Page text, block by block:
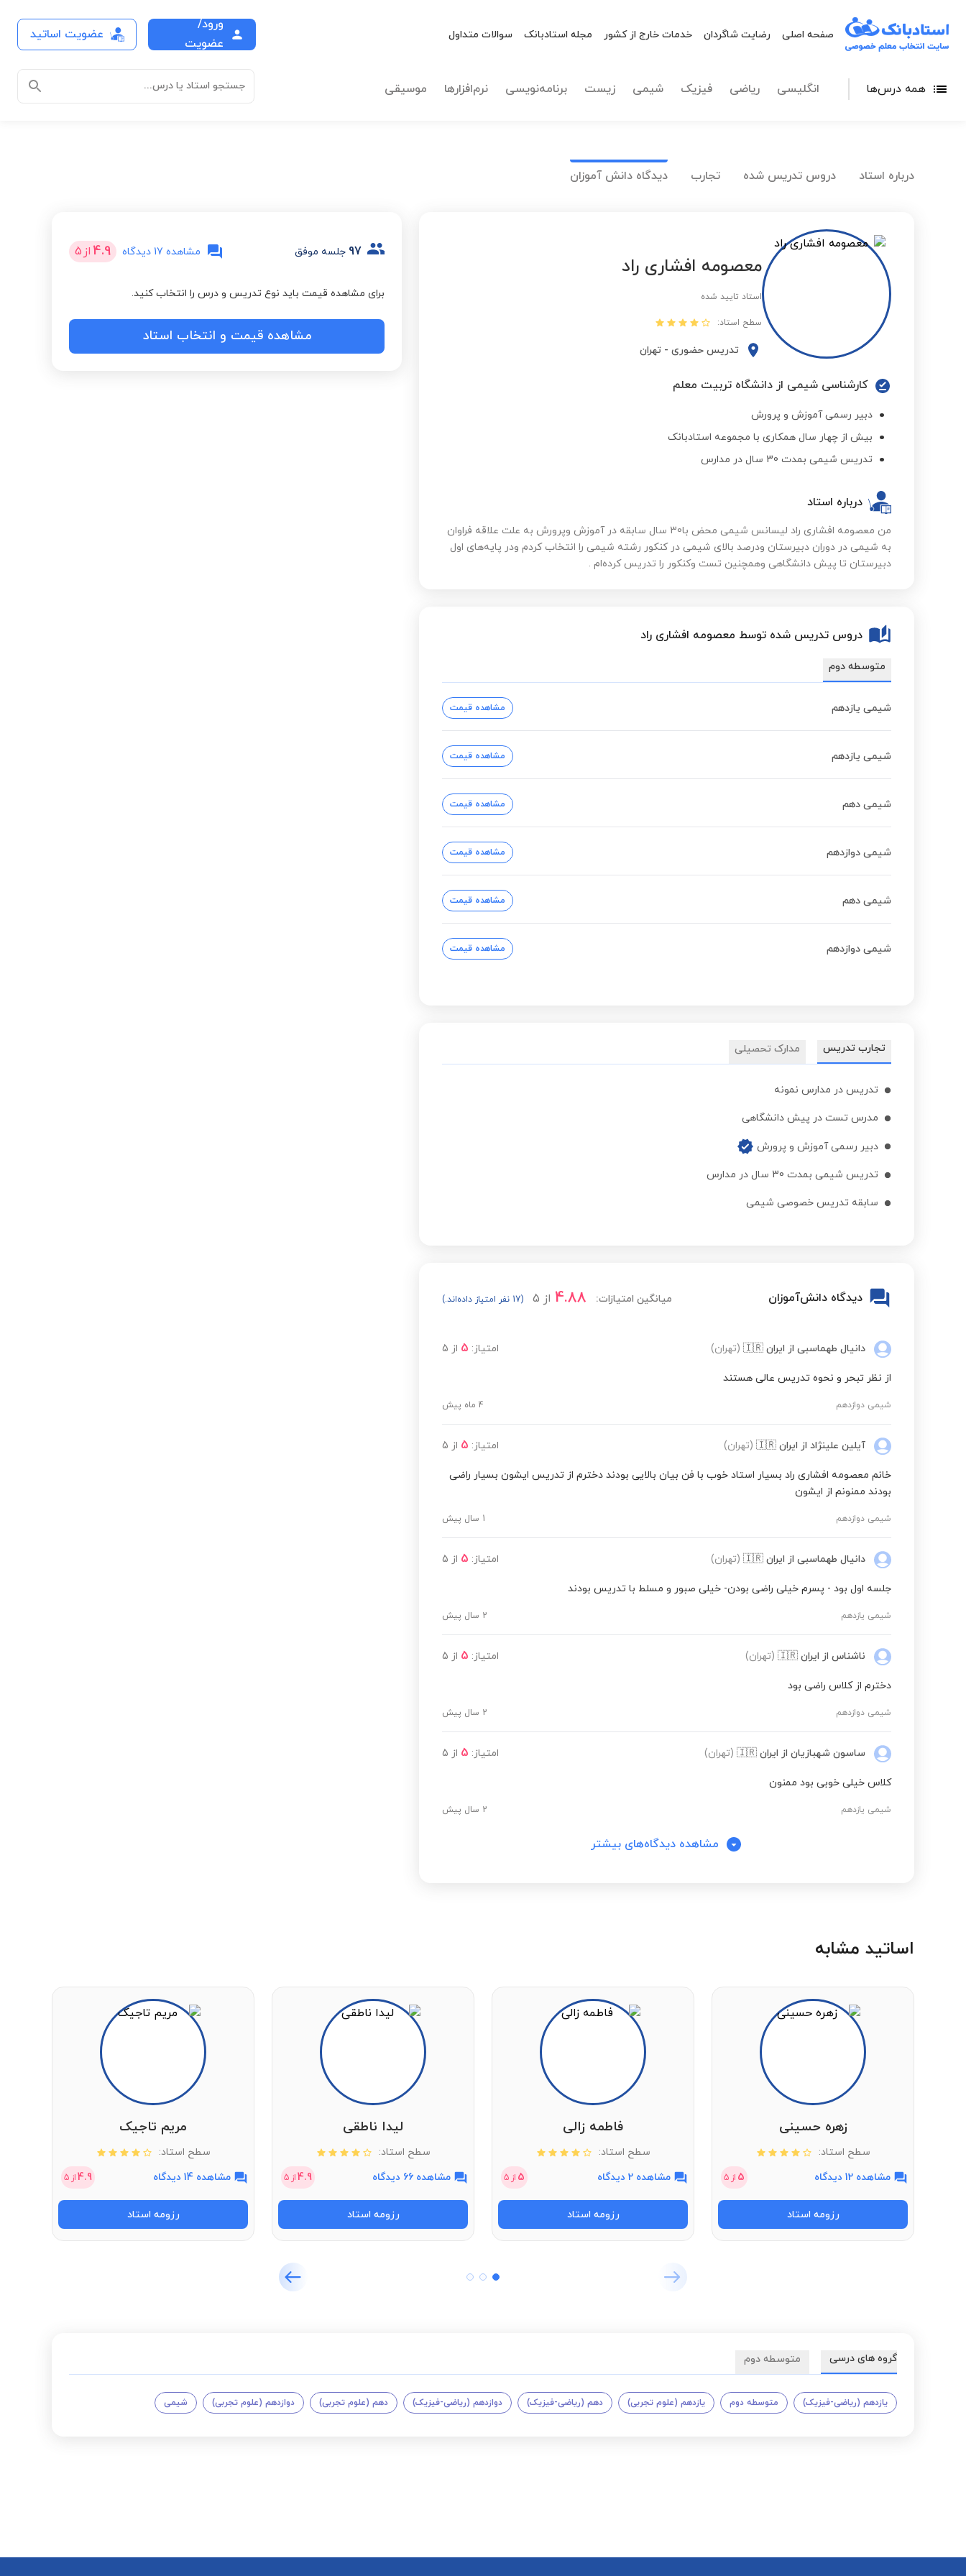
صفحه اصلی رضایت شاگردان خدمات خارج از کشور مجله استادبانک سوالات متداول
ورود/
عضویت
عضویت اساتید
همه درس‌ها انگلیسی ریاضی فیزیک شیمی زیست برنامه‌نویسی نرم‌افزارها موسیقی جستجو استاد یا درس...
درباره استاد دروس تدریس شده تجارب دیدگاه دانش آموزان
معصومه افشاری راد
استاد تایید شده
سطح استاد:
تدریس حضوری - تهران
کارشناسی شیمی از دانشگاه تربیت معلم
دبیر رسمی آموزش و پرورش
بیش از چهار سال همکاری با مجموعه استادبانک
تدریس شیمی بمدت 30 سال در مدارس
درباره استاد
من معصومه افشاری راد لیسانس شیمی محض با30 سال سابقه در آموزش وپرورش به علت علاقه فراوان
به شیمی در دوران دبیرستان ودرصد بالای شیمی در کنکور رشته شیمی را انتخاب کردم ودر پایه‌های اول
دبیرستان تا پیش دانشگاهی وهمچنین تست وکنکور را تدریس کرده‌ام .
دروس تدریس شده توسط معصومه افشاری راد
متوسطه دوم
شیمی یازدهم مشاهده قیمت
شیمی یازدهم مشاهده قیمت
شیمی دهم مشاهده قیمت
شیمی دوازدهم مشاهده قیمت
شیمی دهم مشاهده قیمت
شیمی دوازدهم مشاهده قیمت
تجارب تدریس مدارک تحصیلی
تدریس در مدارس نمونه
مدرس تست در پیش دانشگاهی
دبیر رسمی آموزش و پرورش
تدریس شیمی بمدت 30 سال در مدارس
سابقه تدریس خصوصی شیمی
دیدگاه دانش‌آموزان میانگین امتیازات: 4.88 از 5 (17 نفر امتیاز داده‌اند.)
دانیال طهماسبی از ایران 🇮🇷 (تهران) امتیاز: 5 از 5
از نظر تبحر و نحوه تدریس عالی هستند
شیمی دوازدهم 4 ماه پیش
آیلین علینژاد از ایران 🇮🇷 (تهران) امتیاز: 5 از 5
خانم معصومه افشاری راد بسیار استاد خوب با فن بیان بالایی بودند دخترم از تدریس ایشون بسیار راضی
بودند ممنونم از ایشون
شیمی دوازدهم 1 سال پیش
دانیال طهماسبی از ایران 🇮🇷 (تهران) امتیاز: 5 از 5
جلسه اول بود - پسرم خیلی راضی بودن- خیلی صبور و مسلط با تدریس بودند
شیمی یازدهم 2 سال پیش
ناشناس از ایران 🇮🇷 (تهران) امتیاز: 5 از 5
دخترم از کلاس راضی بود
شیمی دوازدهم 2 سال پیش
ساسون شهبازیان از ایران 🇮🇷 (تهران) امتیاز: 5 از 5
کلاس خیلی خوبی بود ممنون
شیمی یازدهم 2 سال پیش
مشاهده دیدگاه‌های بیشتر
97 جلسه موفق مشاهده 17 دیدگاه 4.9 از 5
برای مشاهده قیمت باید نوع تدریس و درس را انتخاب کنید.
مشاهده قیمت و انتخاب استاد
اساتید مشابه
زهره حسینی
سطح استاد:
مشاهده 12 دیدگاه
5 از 5
رزومه استاد
فاطمه زالی
سطح استاد:
مشاهده 2 دیدگاه
5 از 5
رزومه استاد
لیدا ناطقی
سطح استاد:
مشاهده 66 دیدگاه
4.9از 5
رزومه استاد
مریم تاجیک
سطح استاد:
مشاهده 14 دیدگاه
4.9از 5
رزومه استاد
گروه های درسی متوسطه دوم
یازدهم (ریاضی-فیزیک) متوسطه دوم یازدهم (علوم تجربی) دهم (ریاضی-فیزیک) دوازدهم (ریاضی-فیزیک) دهم (علوم تجربی) دوازدهم (علوم تجربی) شیمی